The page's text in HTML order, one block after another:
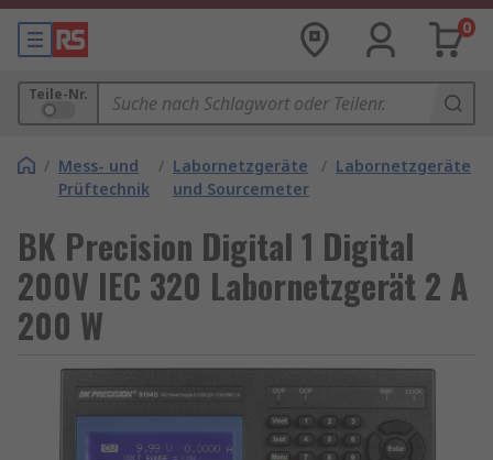
0
Teile-Nr.
/ Mess- und
Prüftechnik
/ Labornetzgeräte
und Sourcemeter
/ Labornetzgeräte
BK Precision Digital 1 Digital
200V IEC 320 Labornetzgerät 2 A
200 W